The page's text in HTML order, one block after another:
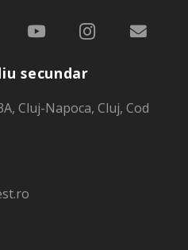
secundar
Cluj-Napoca, Cluj, Cod